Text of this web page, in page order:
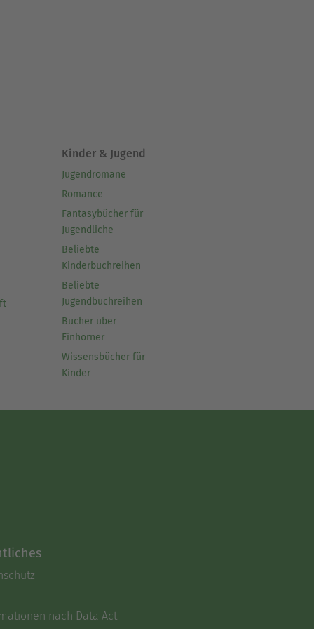
Kinder & Jugend
Jugendromane
Romance
Fantasybücher für
Jugendliche
Beliebte
Kinderbuchreihen
Beliebte
Jugendbuchreihen
Bücher über
Einhörner
Wissensbücher für
Kinder
nach Data Act